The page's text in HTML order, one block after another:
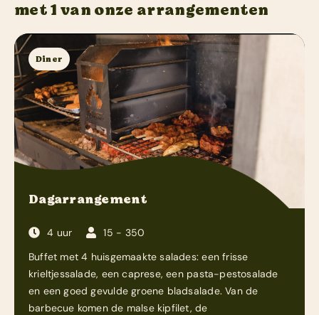
met 1 van onze arrangementen
Diner
Dagarrangement
4 uur
15 - 350
Buffet met 4 huisgemaakte salades: een frisse
krieltjessalade, een caprese, een pasta-pestosalade
en een goed gevulde groene bladsalade. Van de
barbecue komen de malse kipfilet, de